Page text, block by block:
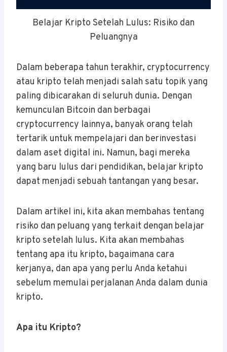
Belajar Kripto Setelah Lulus: Risiko dan
Peluangnya
Dalam beberapa tahun terakhir, cryptocurrency
atau kripto telah menjadi salah satu topik yang
paling dibicarakan di seluruh dunia. Dengan
kemunculan Bitcoin dan berbagai
cryptocurrency lainnya, banyak orang telah
tertarik untuk mempelajari dan berinvestasi
dalam aset digital ini. Namun, bagi mereka
yang baru lulus dari pendidikan, belajar kripto
dapat menjadi sebuah tantangan yang besar.
Dalam artikel ini, kita akan membahas tentang
risiko dan peluang yang terkait dengan belajar
kripto setelah lulus. Kita akan membahas
tentang apa itu kripto, bagaimana cara
kerjanya, dan apa yang perlu Anda ketahui
sebelum memulai perjalanan Anda dalam dunia
kripto.
Apa itu Kripto?